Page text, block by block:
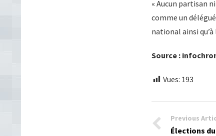
« Aucun partisan
comme un
national ainsi
Source :
Vues: 193
Previous
Élections